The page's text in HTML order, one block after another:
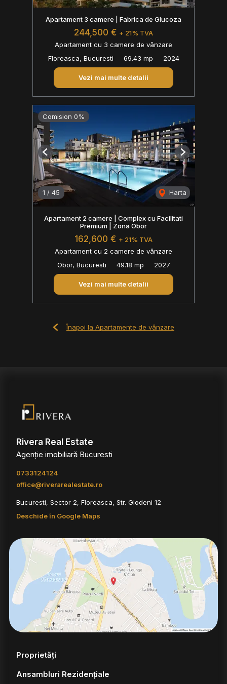
Apartament 3 camere | Fabrica de Glucoza
244,500 € + 21% TVA
Apartament cu 3 camere de vânzare
Floreasca, Bucuresti
69.43 mp 2024
Vezi mai multe detalii
Comision 0%
1 / 45 Harta
Previous Next
Apartament 2 camere | Complex cu Facilitati
Premium | Zona Obor
162,600 € + 21% TVA
Apartament cu 2 camere de vânzare
Obor, Bucuresti
49.18 mp 2027
Vezi mai multe detalii
Înapoi la Apartamente de vânzare
Rivera Real Estate
Agenție imobiliară Bucuresti
0733124124
office@riverarealestate.ro
Bucuresti, Sector 2, Floreasca, Str. Glodeni 12
Deschide în Google Maps
Proprietăți
Ansambluri Rezidențiale